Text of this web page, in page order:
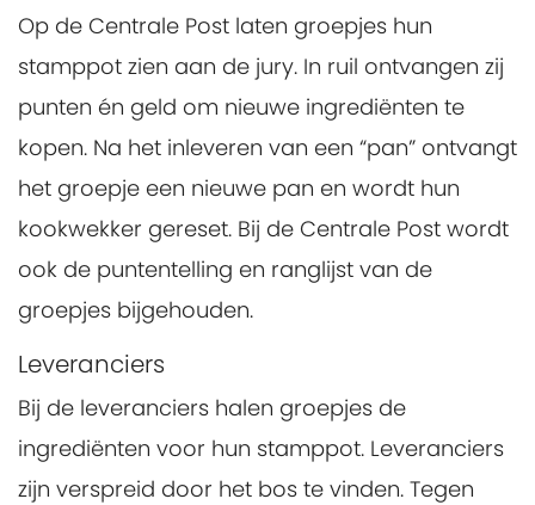
Op de Centrale Post laten groepjes hun
stamppot zien aan de jury. In ruil ontvangen zij
punten én geld om nieuwe ingrediënten te
kopen. Na het inleveren van een “pan” ontvangt
het groepje een nieuwe pan en wordt hun
kookwekker gereset. Bij de Centrale Post wordt
ook de puntentelling en ranglijst van de
groepjes bijgehouden.
Leveranciers
Bij de leveranciers halen groepjes de
ingrediënten voor hun stamppot. Leveranciers
zijn verspreid door het bos te vinden. Tegen